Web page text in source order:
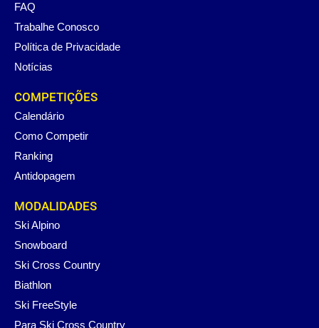
FAQ
Trabalhe Conosco
Política de Privacidade
Notícias
COMPETIÇÕES
Calendário
Como Competir
Ranking
Antidopagem
MODALIDADES
Ski Alpino
Snowboard
Ski Cross Country
Biathlon
Ski FreeStyle
Para Ski Cross Country